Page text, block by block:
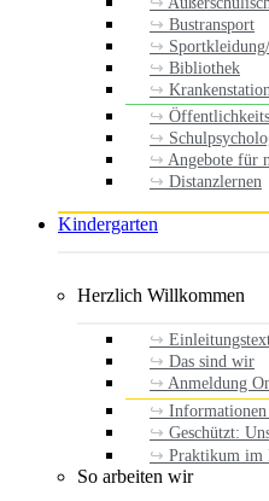
Bustransport
Bibliothek
Angebote für
Distanzlernen
Kindergarten
Herzlich Willkommen
Das sind wir
Anmeldung
Geschützt:
Praktikum im
So arbeiten wir